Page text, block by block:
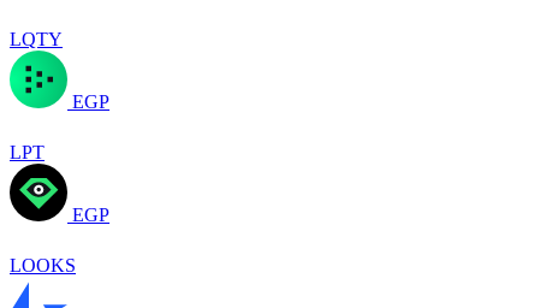
LQTY
EGP
LPT
EGP
LOOKS